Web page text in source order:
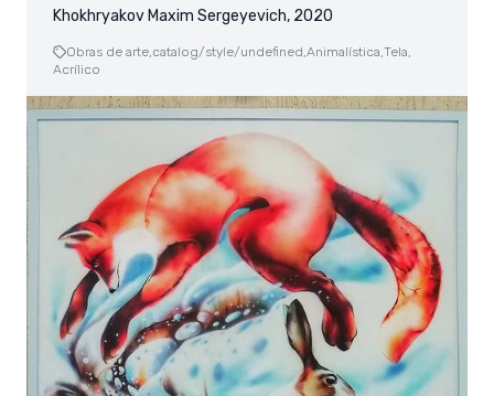
Khokhryakov Maxim Sergeyevich, 2020
Obras de arte,catalog/style/undefined,Animalística,Tela,
Acrílico